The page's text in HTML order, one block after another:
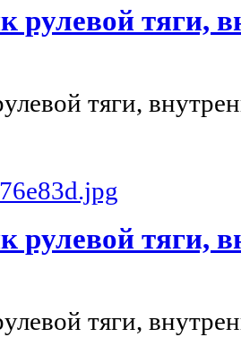
рулевой тяги,
тяги,
рулевой тяги,
тяги,